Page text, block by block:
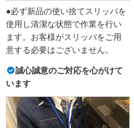
●必ず新品の使い捨てスリッパを
使用し清潔な状態で作業を行い
ます。お客様がスリッパをご用
意する必要はございません。
誠心誠意のご対応を心がけて
います